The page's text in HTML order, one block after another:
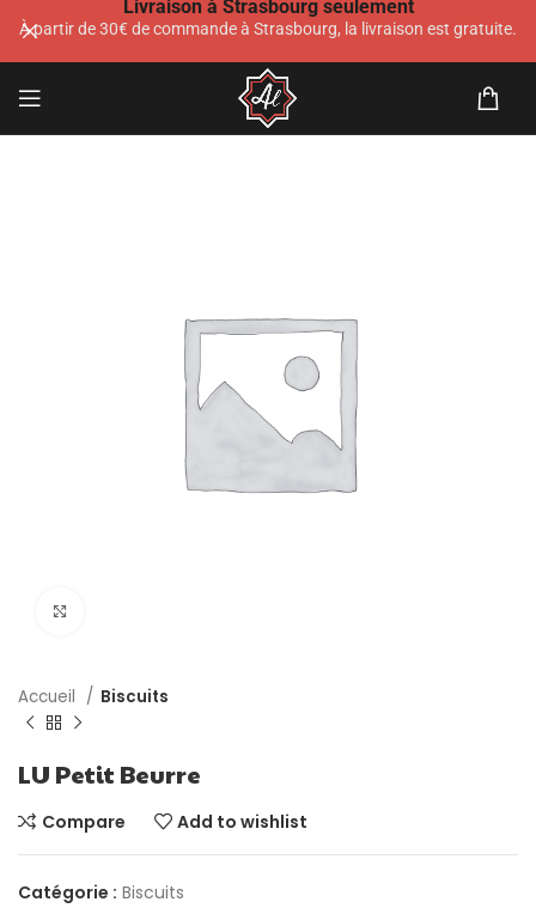
Accueil Biscuits
LU Petit Beurre
Compare Add to wishlist
Catégorie : Biscuits
Livraison à Strasbourg seulement
À partir de 30€ de commande à Strasbourg, la livraison est gratuite.